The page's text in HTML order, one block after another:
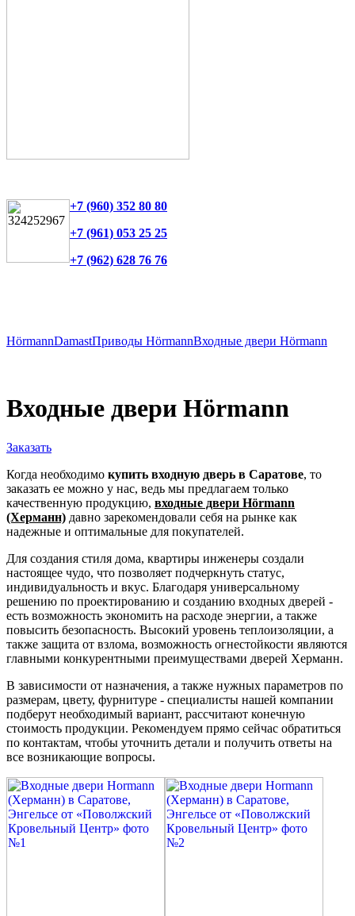
+7 (960) 352 80 80
+7 (961) 053 25 25
+7 (962) 628 76 76
HörmannDamastПриводы HörmannВходные двери Hörmann
Входные двери Hörmann
Заказать
Когда необходимо купить входную дверь в Саратове, то
заказать ее можно у нас, ведь мы предлагаем только
качественную продукцию, входные двери Hörmann
(Херманн) давно зарекомендовали себя на рынке как
надежные и оптимальные для покупателей.
Для создания стиля дома, квартиры инженеры создали
настоящее чудо, что позволяет подчеркнуть статус,
индивидуальность и вкус. Благодаря универсальному
решению по проектированию и созданию входных дверей -
есть возможность экономить на расходе энергии, а также
повысить безопасность. Высокий уровень теплоизоляции, а
также защита от взлома, возможность огнестойкости являются
главными конкурентными преимуществами дверей Херманн.
В зависимости от назначения, а также нужных параметров по
размерам, цвету, фурнитуре - специалисты нашей компании
подберут необходимый вариант, рассчитают конечную
стоимость продукции. Рекомендуем прямо сейчас обратиться
по контактам, чтобы уточнить детали и получить ответы на
все возникающие вопросы.